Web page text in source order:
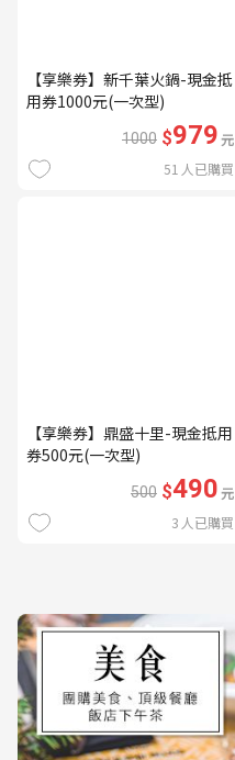
【享樂券】新千葉火鍋-現金抵
用券1000元(一次型)
1000 $979元
51 人已購買
【享樂券】鼎盛十里-現金抵用
券500元(一次型)
500 $490元
3 人已購買